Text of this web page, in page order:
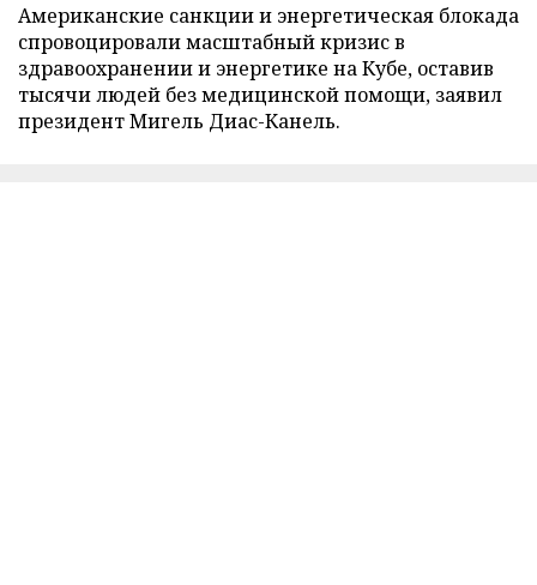
Американские санкции и энергетическая блокада
спровоцировали масштабный кризис в
здравоохранении и энергетике на Кубе, оставив
тысячи людей без медицинской помощи, заявил
президент Мигель Диас-Канель.